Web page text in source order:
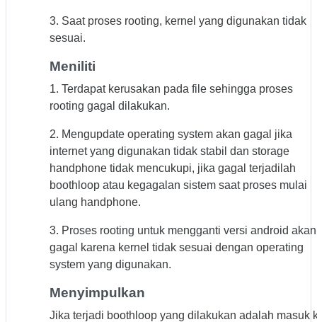
3. Saat proses rooting, kernel yang digunakan tidak
sesuai.
Meniliti
1. Terdapat kerusakan pada file sehingga proses
rooting gagal dilakukan.
2. Mengupdate operating system akan gagal jika
internet yang digunakan tidak stabil dan storage
handphone tidak mencukupi, jika gagal terjadilah
boothloop atau kegagalan sistem saat proses mulai
ulang handphone.
3. Proses rooting untuk mengganti versi android akan
gagal karena kernel tidak sesuai dengan operating
system yang digunakan.
Menyimpulkan
Jika terjadi boothloop yang dilakukan adalah masuk